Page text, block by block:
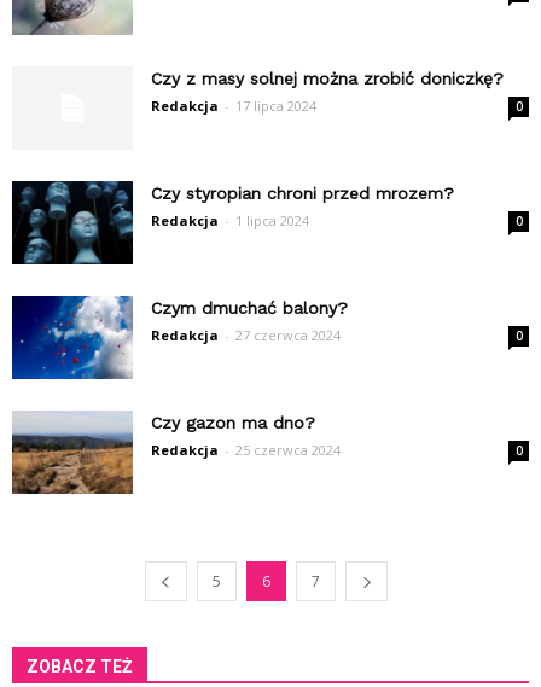
Czy z masy solnej można zrobić doniczkę?
Redakcja - 17 lipca 2024 0
Czy styropian chroni przed mrozem?
Redakcja - 1 lipca 2024 0
Czym dmuchać balony?
Redakcja - 27 czerwca 2024 0
Czy gazon ma dno?
Redakcja - 25 czerwca 2024 0
5 6 7
ZOBACZ TEŻ